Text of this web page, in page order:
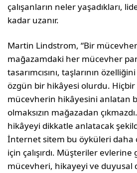
çalışanların neler yaşadıkları,
kadar uzanır.
Martin Lindstrom, “Bir
mağazamdaki her mücevher
tasarımcısını, taşlarının
özgün bir hikâyesi olur­du. Hiçbir
mücevherin hikâyesini anlatan
olmaksızın mağazadan
hikâ­yeyi dikkatle anlatacak
İnternet sitem bu öyküleri daha
için çalışırdı. Müşteriler ev­lerine
mücevheri, hikayeyi ve du­yusal